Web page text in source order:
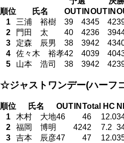
順位
氏名 OUT IN OUT IN
1
三浦 裕樹 39 4345 42
2
門田 太 40 4236 39
3
定森 辰男 38 3942 43
4
佐々木 裕孝42 4039 40
5
山本 浩司 38 3942 42
☆ジャストワンデー(ハーフ
順位 氏名 OUT IN Total HC
1
木村 大地46 46 12.0
2
福岡 博明 4242 7.2
3
吉本 辰彦47 47 12.0